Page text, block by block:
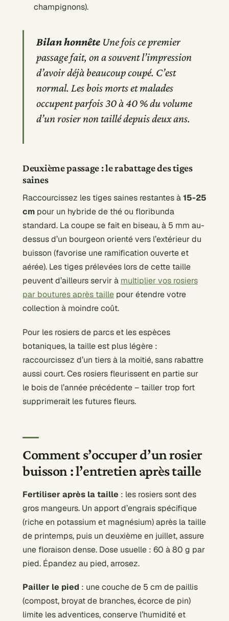
champignons).
Bilan honnête Une fois ce premier
passage fait, on a souvent l’impression
d’avoir déjà beaucoup coupé. C’est
normal. Les bois morts et malades
occupent parfois 30 à 40 % du volume
d’un rosier non taillé depuis deux ans.
Deuxième passage : le rabattage des tiges
saines
Raccourcissez les tiges saines restantes à15-25
cm pour un hybride de thé ou floribunda
standard. La coupe se fait en biseau, à 5 mm au-
dessus d’un bourgeon orienté vers l’extérieur du
buisson (favorise une ramification ouverte et
aérée). Les tiges prélevées lors de cette taille
peuvent d’ailleurs servir à multiplier vos rosiers
par boutures après taille pour étendre votre
collection à moindre coût.
Pour les rosiers de parcs et les espèces
botaniques, la taille est plus légère :
raccourcissez d’un tiers à la moitié, sans rabattre
aussi court. Ces rosiers fleurissent en partie sur
le bois de l’année précédente – tailler trop fort
supprimerait les futures fleurs.
Comment s’occuper d’un rosier
buisson : l’entretien après taille
Fertiliser après la taille : les rosiers sont des
gros mangeurs. Un apport d’engrais spécifique
(riche en potassium et magnésium) après la taille
de printemps, puis un deuxième en juillet, assure
une floraison dense. Dose usuelle : 60 à 80 g par
pied. Épandez au pied, arrosez.
Pailler le pied : une couche de 5 cm de paillis
(compost, broyat de branches, écorce de pin)
limite les adventices, conserve l’humidité et